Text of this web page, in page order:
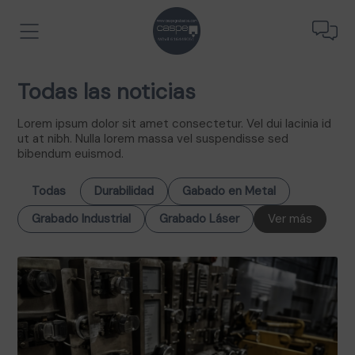
Todas las noticias
Lorem ipsum dolor sit amet consectetur. Vel dui lacinia id
ut at nibh. Nulla lorem massa vel suspendisse sed
bibendum euismod.
Todas Durabilidad
Gabado en Metal
Grabado Industrial
Grabado Láser Ver más